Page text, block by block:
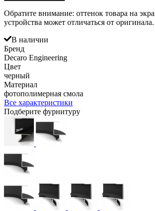
Обратите внимание: оттенок товара на
устройства может отличаться от оригинала.
В наличии
Бренд
Decaro Engineering
Цвет
черный
Материал
фотополимерная смола
Все характеристики
Подберите фурнитуру